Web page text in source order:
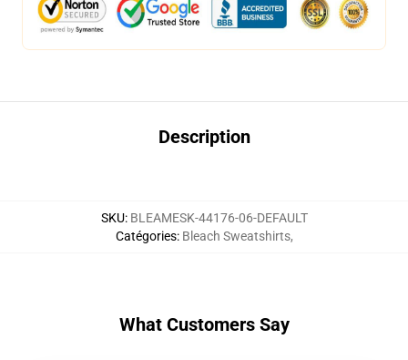
Description
SKU: BLEAMESK-44176-06-DEFAULT
Catégories: Bleach Sweatshirts,
What Customers Say